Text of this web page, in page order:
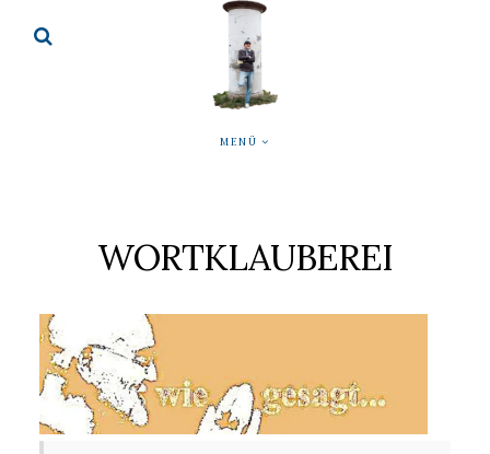
MENÜ
WORTKLAUBEREI